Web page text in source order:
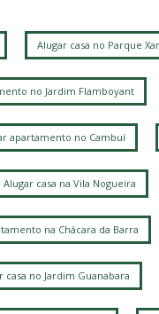
Alugar casa no Parque
no Jardim Flamboyant
apartamento no Cambuí
Alugar casa na Vila Nogueira
na Chácara da Barra
casa no Jardim Guanabara